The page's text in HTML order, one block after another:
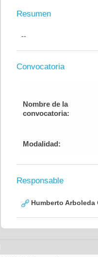
Resumen
--
Convocatoria
Nombre de la
convocatoria:
Modalidad:
Responsable
Humberto Arboleda